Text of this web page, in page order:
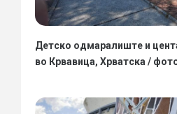
Детско одмаралиште и
во Крвавица, Хрватска /